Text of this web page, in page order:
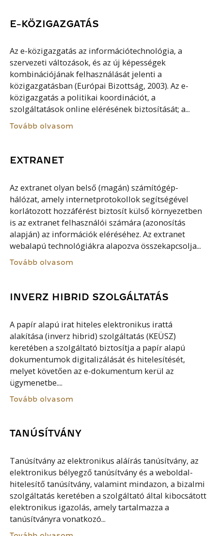
E-KÖZIGAZGATÁS
Az e-közigazgatás az információtechnológia, a
szervezeti változások, és az új képességek
kombinációjának felhasználását jelenti a
közigazgatásban (Európai Bizottság, 2003). Az e-
közigazgatás a politikai koordinációt, a
szolgáltatások online elérésének biztosítását; a...
Tovább olvasom
EXTRANET
Az extranet olyan belső (magán) számítógép-
hálózat, amely internetprotokollok segítségével
korlátozott hozzáférést biztosít külső környezetben
is az extranet felhasználói számára (azonosítás
alapján) az információk eléréséhez. Az extranet
webalapú technológiákra alapozva összekapcsolja...
Tovább olvasom
INVERZ HIBRID SZOLGÁLTATÁS
A papír alapú irat hiteles elektronikus irattá
alakítása (inverz hibrid) szolgáltatás (KEÜSZ)
keretében a szolgáltató biztosítja a papír alapú
dokumentumok digitalizálását és hitelesítését,
melyet követően az e-dokumentum kerül az
ügymenetbe....
Tovább olvasom
TANÚSÍTVÁNY
Tanúsítvány az elektronikus aláírás tanúsítvány, az
elektronikus bélyegző tanúsítvány és a weboldal-
hitelesítő tanúsítvány, valamint mindazon, a bizalmi
szolgáltatás keretében a szolgáltató által kibocsátott
elektronikus igazolás, amely tartalmazza a
tanúsítványra vonatkozó...